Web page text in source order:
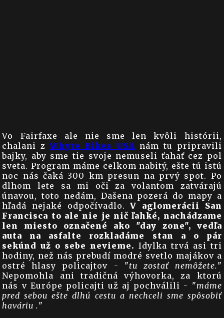
Vo Fairfaxe ale nie sme len kvôli histórii,
chalani z Whyte Bikes USA nám tu pripravili
bajky, aby sme tie svoje nemuseli ťahať cez pol
sveta. Program máme celkom nabitý, ešte tú istú
noc nás čaká 300 km presun na prvý spot. Po
dlhom lete sa mi oči za volantom zatvárajú
únavou, toto nedám, Dašena pozerá do mapy a
hľadá nejaké odpočívadlo.V aglomerácii San
Francisca to ale nie je nič ľahké, nachádzame
len miesto označené ako "day zone", vedľa
auta na asfalte rozkladáme stan a o pár
sekúnd už o sebe nevieme. Idylka trvá asi tri
hodiny, než nás prebudí modré svetlo majákov a
ostré hlasy policajtov - "tu zostať nemôžete."
Nepomohla ani tradičná výhovorka, za ktorú
nás v Európe policajti už aj pochválili - "máme
pred sebou ešte dlhú cestu a nechceli sme spôsobiť
haváriu ."